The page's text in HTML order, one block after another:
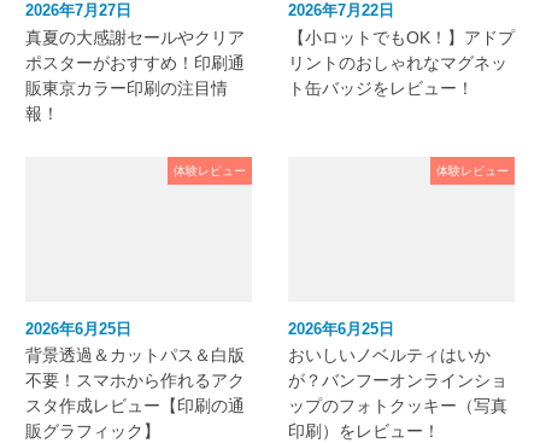
2026年7月27日
真夏の大感謝セールやクリア
ポスターがおすすめ！印刷通
販東京カラー印刷の注目情
報！
2026年7月22日
【小ロットでもOK！】アドプ
リントのおしゃれなマグネッ
ト缶バッジをレビュー！
体験レビュー
2026年6月25日
背景透過＆カットパス＆白版
不要！スマホから作れるアク
スタ作成レビュー【印刷の通
販グラフィック】
体験レビュー
2026年6月25日
おいしいノベルティはいか
が？バンフーオンラインショ
ップのフォトクッキー（写真
印刷）をレビュー！